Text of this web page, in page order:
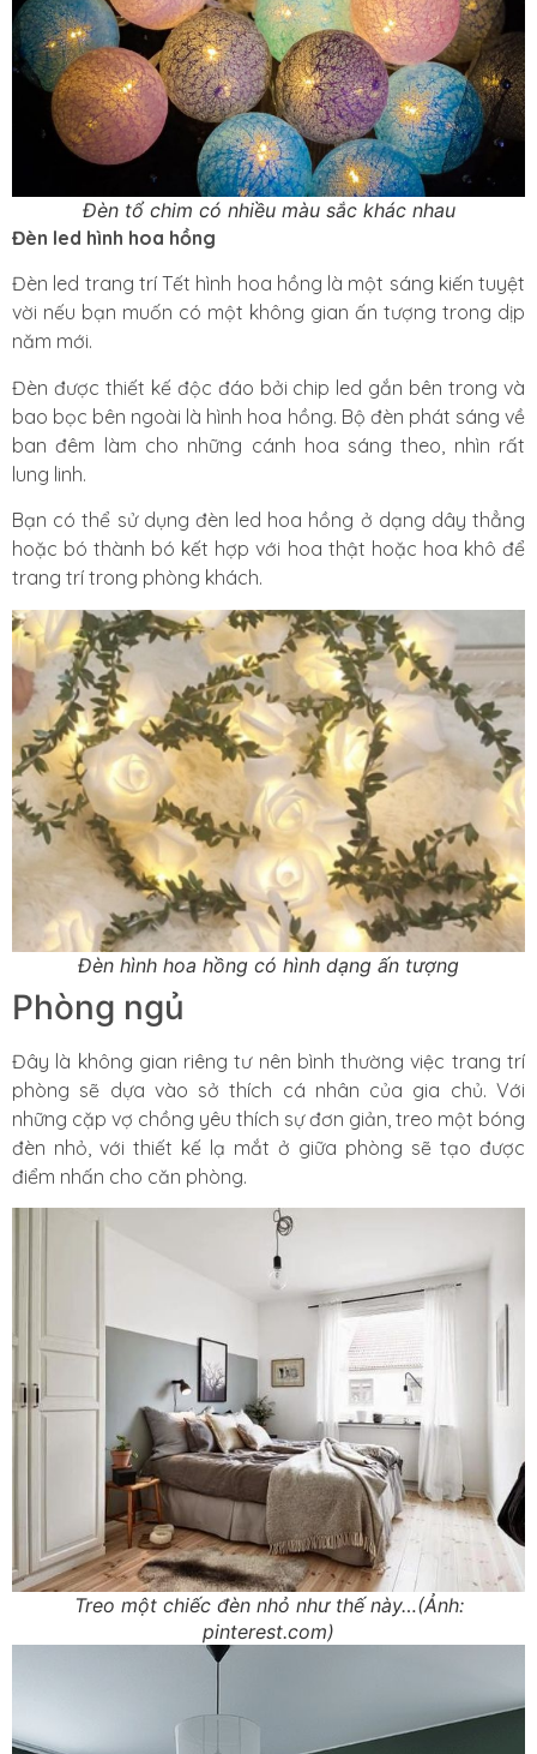
Đèn tổ chim có nhiều màu sắc khác nhau
Đèn led hình hoa hồng
Đèn led trang trí Tết hình hoa hồng là một sáng kiến tuyệt
vời nếu bạn muốn có một không gian ấn tượng trong dịp
năm mới.
Đèn được thiết kế độc đáo bởi chip led gắn bên trong và
bao bọc bên ngoài là hình hoa hồng. Bộ đèn phát sáng về
ban đêm làm cho những cánh hoa sáng theo, nhìn rất
lung linh.
Bạn có thể sử dụng đèn led hoa hồng ở dạng dây thẳng
hoặc bó thành bó kết hợp với hoa thật hoặc hoa khô để
trang trí trong phòng khách.
Đèn hình hoa hồng có hình dạng ấn tượng
Phòng ngủ
Đây là không gian riêng tư nên bình thường việc trang trí
phòng sẽ dựa vào sở thích cá nhân của gia chủ. Với
những cặp vợ chồng yêu thích sự đơn giản, treo một bóng
đèn nhỏ, với thiết kế lạ mắt ở giữa phòng sẽ tạo được
điểm nhấn cho căn phòng.
Treo một chiếc đèn nhỏ như thế này…(Ảnh:
pinterest.com)